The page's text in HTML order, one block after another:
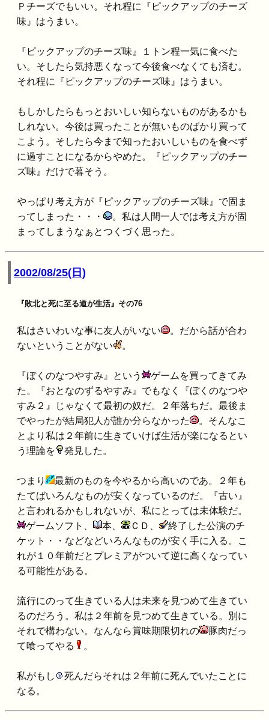
Ｐチーズでもいい。それ程に『ピックアップのチーズ
味』はうまい。
『ピックアップのチーズ味』１トン程一気に食べた
い。そしたら気持悪くなって今後食べなくても済む。
それ程に『ピックアップのチーズ味』はうまい。
もしかしたらもっとおいしい知らないものがあるかも
しれない。今後は買ったことが無いものばかり買って
こよう。そしたら今まで知ったおいしいものを食べず
に過すことになるからやめた。『ピックアップのチー
ズ味』だけで暮そう。
やっぱり考え方が『ピックアップのチーズ味』で固ま
ってしまった・・・
。私は人間一人では考え方が固
まってしまうなぁとつくづく思った。
2002/08/25(日)
『敗北と死に至る道が生活』その76
私はさいわいな事に友人がいない
。だから話が合わ
ないということがない
。
『ぼくのなつやすみ』という
ゲームを買ってきてみ
た。『おとなのずるやすみ』でもなく『ぼくのなつや
すみ２』じゃなくて最初の奴だ。２年落ちだ。最後ま
でやったが結局犯人が誰か分らなかった
。そんなこ
とより私は２年前に生きていけば生活が楽になるとい
う理論を
発見した。
つまり
最新のものを今やるから高いのであ。２年も
たてばいろんなものが安くなっているのだ。『古い』
と言われるかもしれないが、私にとっては未体験だ。
ゲームソフト、
本、 ＣＤ、
終了した公演のチ
ケット・・などなどいろんなものが安く手に入る。こ
れが１０年前だとプレミアがついて逆に高くなってい
る可能性がある。
流行にのって生きている人は未来を見つめて生きてい
るのだろう。私は２年前を見つめて生きている。別に
それで構わない。なんなら賞味期限切れの
豚肉だっ
て喰ってやる
。
私がもし
死んだらそれは２年前に死んでいたことに
なる。